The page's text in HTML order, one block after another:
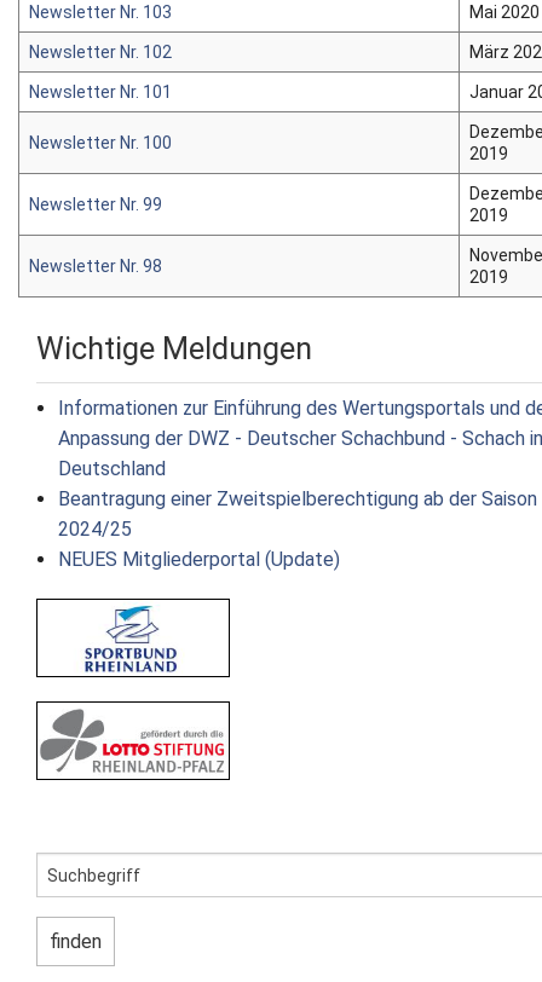
Newsletter Nr. 103 Mai 2020
Newsletter Nr. 102 März
Newsletter Nr. 101 Januar
Newsletter Nr. 100
2019
Newsletter Nr. 99
2019
Newsletter Nr. 98
2019
Wichtige Meldungen
Informationen zur Einführung des Wertungsportals und
Anpassung der DWZ - Deutscher Schachbund - Schach in
Deutschland
Beantragung einer Zweitspielberechtigung ab der Saison
2024/25
NEUES Mitgliederportal (Update)